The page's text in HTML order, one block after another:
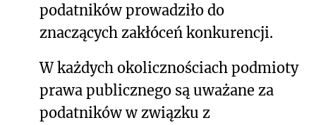
podatników prowadziło do
znaczących zakłóceń konkurencji.
W każdych okolicznościach podmioty
prawa publicznego są uważane za
podatników w związku z